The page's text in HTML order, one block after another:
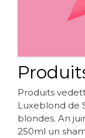
Produits
Luxeblond de
blondes. An
250ml un